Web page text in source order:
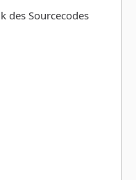
des Sourcecodes